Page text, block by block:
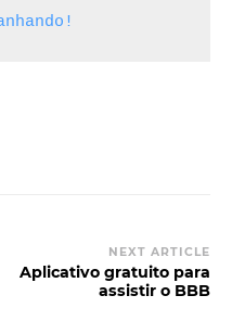
NEXT ARTICLE
Aplicativo gratuito para
assistir o BBB